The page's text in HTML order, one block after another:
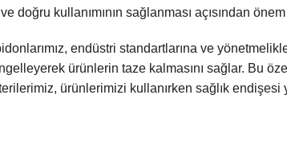
kullanımının sağlanması açısından
endüstri standartlarına ve
ürünlerin taze kalmasını sağlar. Bu
ürünlerimizi kullanırken sağlık